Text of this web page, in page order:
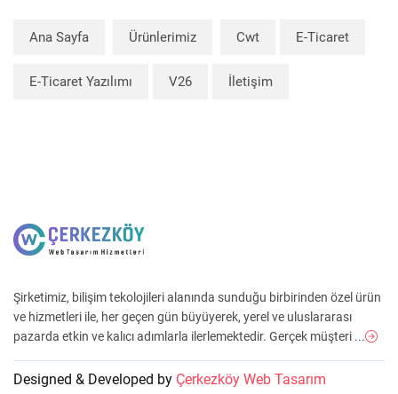
Ana Sayfa Ürünlerimiz Cwt E-Ticaret
E-Ticaret Yazılımı V26 İletişim
Şirketimiz, bilişim tekolojileri alanında sunduğu birbirinden özel ürün
ve hizmetleri ile, her geçen gün büyüyerek, yerel ve uluslararası
pazarda etkin ve kalıcı adımlarla ilerlemektedir. Gerçek müşteri ...
Designed & Developed by Çerkezköy Web Tasarım